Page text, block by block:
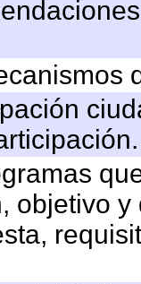
objetivo